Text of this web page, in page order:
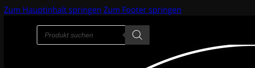
Zum Hauptinhalt springen Zum Footer springen
Products
search